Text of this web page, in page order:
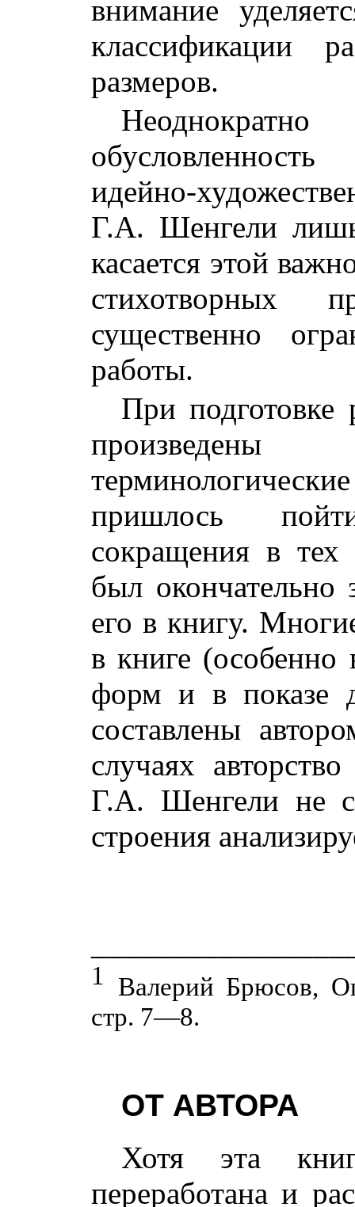
внимание
классификации
размеров.
идейно-
Г.А. Шенгели
касается этой
стихотворных
существенно
работы.
При подготовке
пришлось
сокращения в тех
был окончательно
его в книгу.
в книге (особенно
форм и в показе
составлены
случаях
Г.А. Шенгели не
строения
1 Валерий Брюсов,
стр. 7—8.
ОТ АВТОРА
Хотя эта
переработана и